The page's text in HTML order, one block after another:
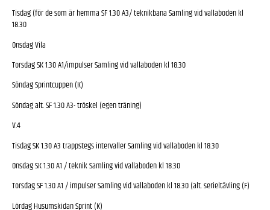
Tisdag (för de som är hemma SF 1.30 A3/ teknikbana Samling vid vallaboden kl
18.30
Onsdag Vila
Torsdag SK 1.30 A1/impulser Samling vid vallaboden kl 18.30
Söndag Sprintcuppen (K)
Söndag alt. SF 1.30 A3- tröskel (egen träning)
V.4
Tisdag SK 1.30 A3 trappstegs intervaller Samling vid vallaboden kl 18.30
Onsdag SK 1.30 A1 / teknik Samling vid vallaboden kl 18.30
Torsdag SF 1.30 A1 / impulser Samling vid vallaboden kl 18.30 (alt. serieltävling (F)
Lördag Husumskidan Sprint (K)